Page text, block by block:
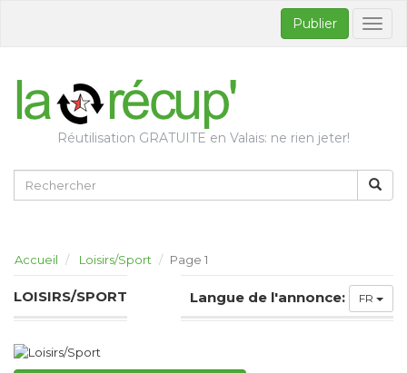
Publier
Réutilisation GRATUITE en Valais: ne rien jeter!
Accueil Loisirs/Sport Page 1
LOISIRS/SPORT Langue de l'annonce: FR